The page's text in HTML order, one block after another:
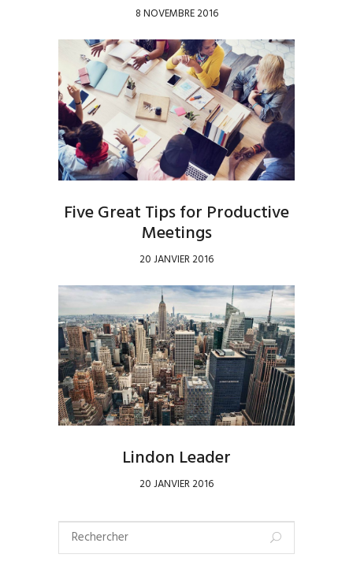
8 NOVEMBRE 2016
Five Great Tips for Productive
Meetings
20 JANVIER 2016
Lindon Leader
20 JANVIER 2016